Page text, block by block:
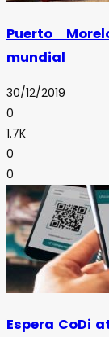
Puerto
mundial
30/12/2019
0
1.7K
0
0
Espera CoDi